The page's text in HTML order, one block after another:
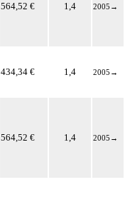
564,52 € 1,4 2005 →
434,34 € 1,4 2005 →
564,52 € 1,4 2005 →